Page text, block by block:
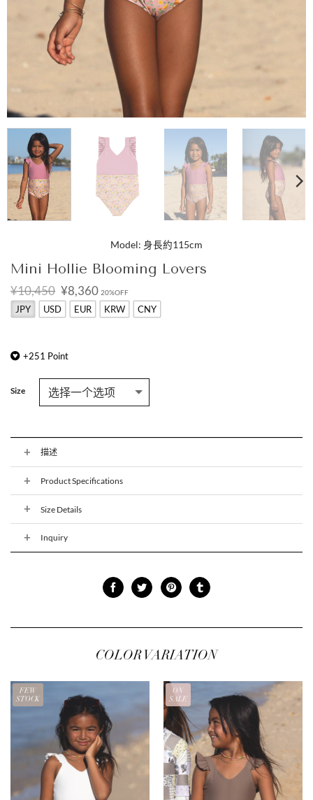
Model: 身長約115cm
Mini Hollie Blooming Lovers
¥10,450 原
价
为：
¥8,360当
前
价
20%OFF
JPY USD EUR KRW CNY
+251 Point
Size
描述
Product Specifications
Size Details
Inquiry
COLOR VARIATION
FEW
STOCK
ON
SALE